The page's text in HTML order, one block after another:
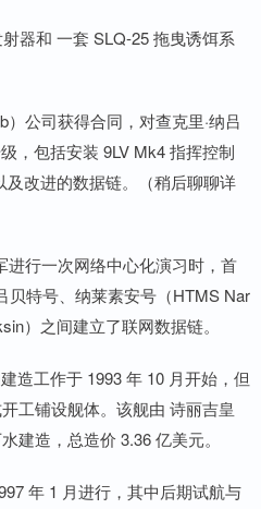
器和 一套 SLQ-25 拖曳诱饵系
公司获得合同，对查克里·纳吕
，包括安装 9LV Mk4 指挥控制
及改进的数据链。（稍后聊聊详
进行一次网络中心化演习时，首
贝特号、纳莱素安号（HTMS Nar
）之间建立了联网数据链。
造工作于 1993 年 10 月开始，但
工铺设舰体。该舰由 诗丽吉皇
建造，总造价 3.36 亿美元。
年 1 月进行，其中后期试航与